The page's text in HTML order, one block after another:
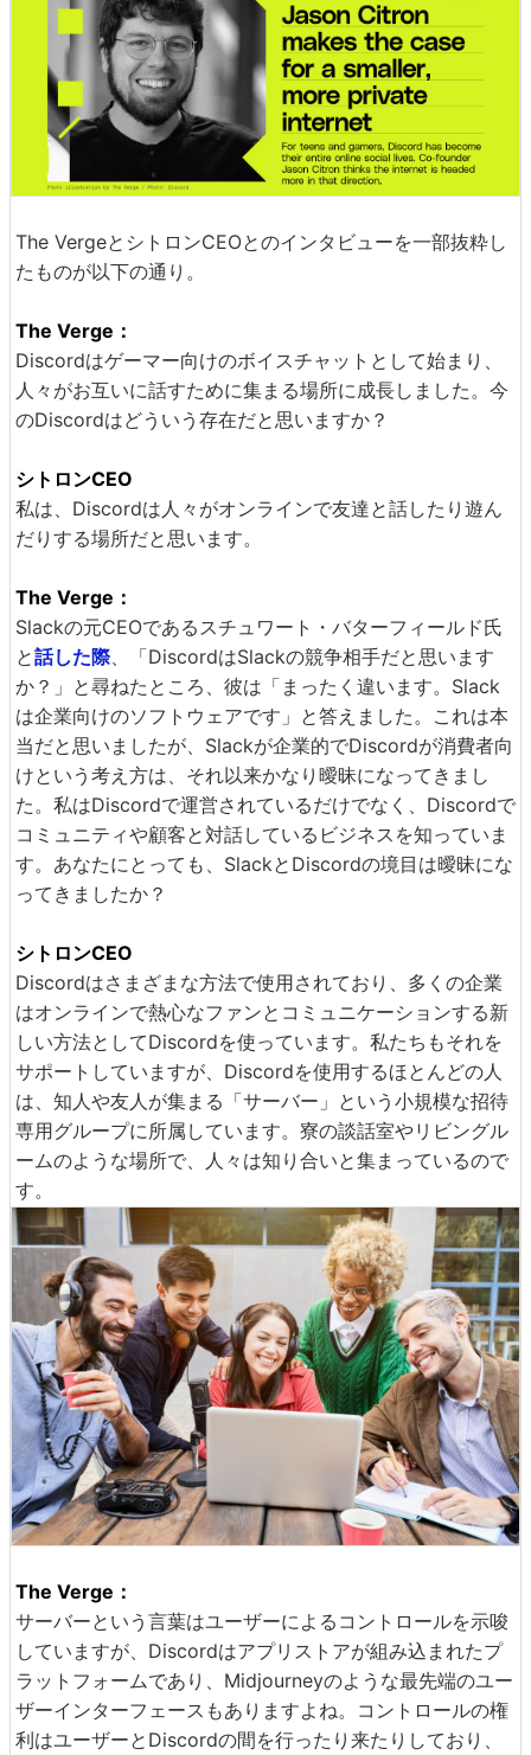
The VergeとシトロンCEOとのインタビューを一部抜粋し
たものが以下の通り。
The Verge：
Discordはゲーマー向けのボイスチャットとして始まり、
人々がお互いに話すために集まる場所に成長しました。今
のDiscordはどういう存在だと思いますか？
シトロンCEO
私は、Discordは人々がオンラインで友達と話したり遊ん
だりする場所だと思います。
The Verge：
Slackの元CEOであるスチュワート・バターフィールド氏
と話した際、「DiscordはSlackの競争相手だと思います
か？」と尋ねたところ、彼は「まったく違います。Slack
は企業向けのソフトウェアです」と答えました。これは本
当だと思いましたが、Slackが企業的でDiscordが消費者向
けという考え方は、それ以来かなり曖昧になってきまし
た。私はDiscordで運営されているだけでなく、Discordで
コミュニティや顧客と対話しているビジネスを知っていま
す。あなたにとっても、SlackとDiscordの境目は曖昧にな
ってきましたか？
シトロンCEO
Discordはさまざまな方法で使用されており、多くの企業
はオンラインで熱心なファンとコミュニケーションする新
しい方法としてDiscordを使っています。私たちもそれを
サポートしていますが、Discordを使用するほとんどの人
は、知人や友人が集まる「サーバー」という小規模な招待
専用グループに所属しています。寮の談話室やリビングル
ームのような場所で、人々は知り合いと集まっているので
す。
The Verge：
サーバーという言葉はユーザーによるコントロールを示唆
していますが、Discordはアプリストアが組み込まれたプ
ラットフォームであり、Midjourneyのような最先端のユー
ザーインターフェースもありますよね。コントロールの権
利はユーザーとDiscordの間を行ったり来たりしており、